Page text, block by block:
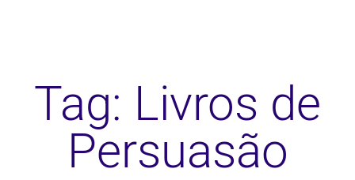
Tag: Livros de
Persuasão